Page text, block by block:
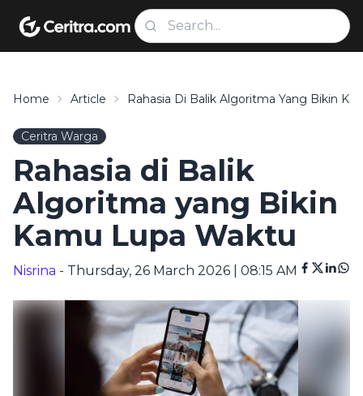
Home Article Rahasia Di Balik Algoritma Yang Bikin
Ceritra Warga
Rahasia di Balik
Algoritma yang Bikin
Kamu Lupa Waktu
Nisrina - Thursday, 26 March 2026 | 08:15 AM